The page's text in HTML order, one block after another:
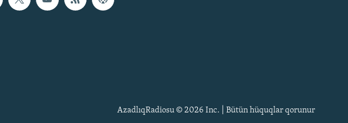
AzadlıqRadiosu © 2026 Inc. | Bütün hüquqlar qorunur